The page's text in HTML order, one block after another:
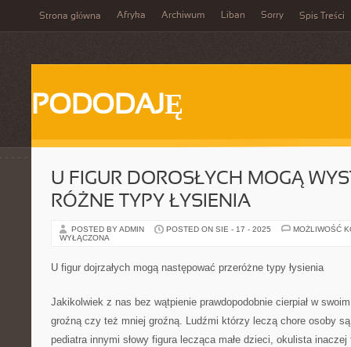
Strona główna Afryka Archiwum Liban Sorry Spis Treści
PODODAJĘ
U FIGUR DOROSŁYCH MOGĄ
RÓŻNE TYPY ŁYSIENIA
POSTED BY ADMIN POSTED ON SIE - 17 - 2025
MOŻLIWOŚĆ
WYŁĄCZONA
U figur dojrzałych mogą następować przeróżne typy łysienia
Jakikolwiek z nas bez wątpienie prawdopodobnie cierpiał w
groźną czy też mniej groźną. Ludźmi którzy leczą chore osoby
pediatra innymi słowy figura lecząca małe dzieci, okulista